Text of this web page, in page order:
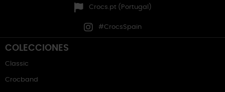
Crocs.pt (Portugal)
#CrocsSpain
COLECCIONES
Classic
Crocband